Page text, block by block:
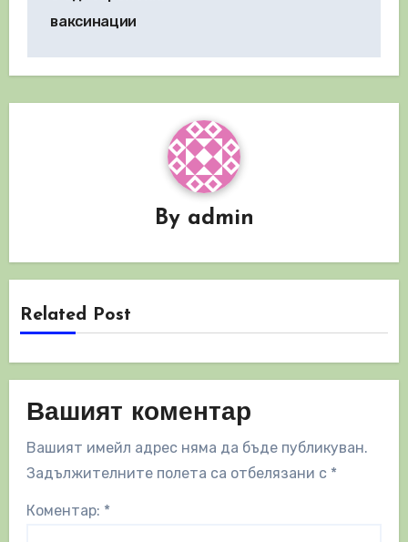
ваксинации
By admin
Related Post
Вашият коментар
Вашият имейл адрес няма да бъде публикуван.
Задължителните полета са отбелязани с *
Коментар: *